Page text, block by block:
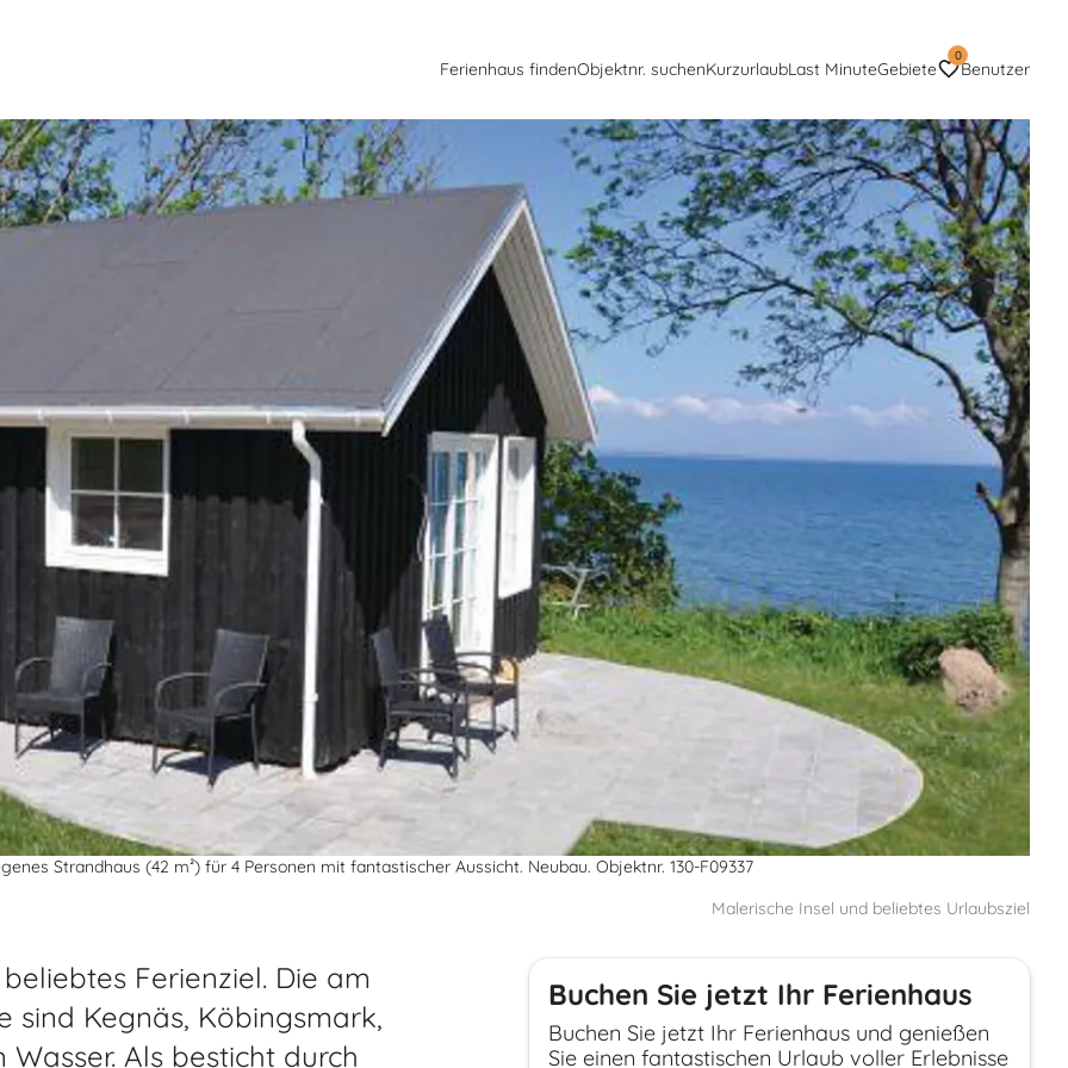
Ferienhaus findenObjektnr. suchenKurzurlaubLast MinuteGebiete
0
Benutzer
Strandhaus (42 m²) für 4 Personen mit fantastischer Aussicht. Neubau. Objektnr. 130-F09337
Malerische Insel und beliebtes Urlaubsziel
Ferienziel. Die am
sind Kegnäs, Köbingsmark,
Als besticht durch
Buchen Sie jetzt Ihr Ferienhaus
Buchen Sie jetzt Ihr Ferienhaus und genießen
Sie einen fantastischen Urlaub voller Erlebnisse